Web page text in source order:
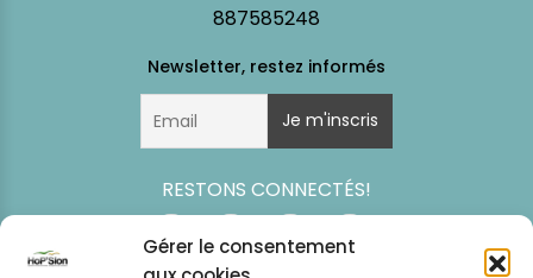
Gérer le consentement
887585248
RESTONS CONNECTÉS!